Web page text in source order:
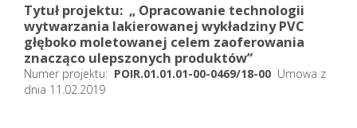
Tytuł projektu: „ Opracowanie technologii
wytwarzania lakierowanej wykładziny PVC
głęboko moletowanej celem zaoferowania
znacząco ulepszonych produktów”
Numer projektu: POIR.01.01.01-00-0469/18-00 Umowa z
dnia 11.02.2019